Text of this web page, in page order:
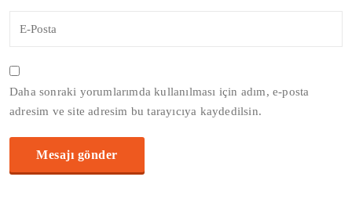
Daha sonraki yorumlarımda kullanılması için adım, e-posta
adresim ve site adresim bu tarayıcıya kaydedilsin.